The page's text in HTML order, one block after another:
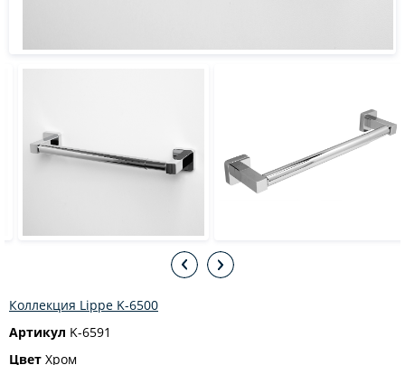
Коллекция Lippe K-6500
Артикул K-6591
Цвет Хром